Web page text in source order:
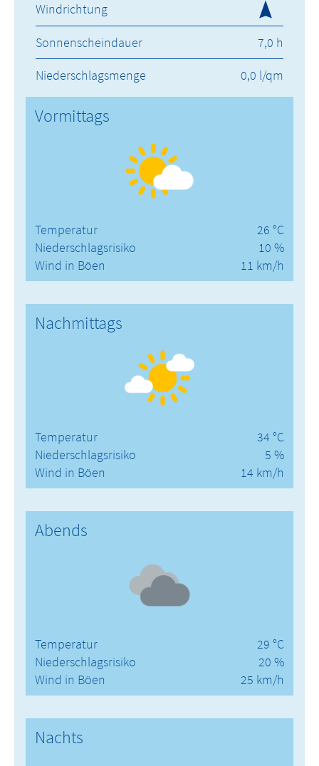
Windrichtung
Sonnenscheindauer
7,0 h
Niederschlagsmenge
0,0 l/qm
Vormittags
Temperatur
Niederschlagsrisiko
Wind in Böen
26 °C
10 %
11 km/h
Nachmittags
Temperatur
Niederschlagsrisiko
Wind in Böen
34 °C
5 %
14 km/h
Abends
Temperatur
Niederschlagsrisiko
Wind in Böen
29 °C
20 %
25 km/h
Nachts